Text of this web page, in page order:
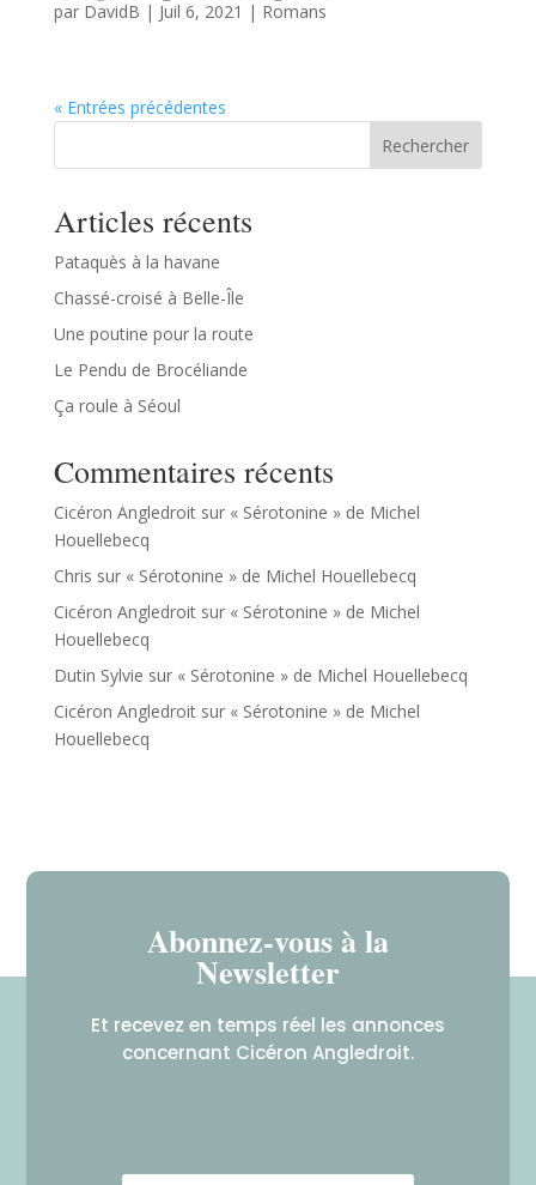
par DavidB | Juil 6, 2021 | Romans
« Entrées précédentes
Rechercher
Articles récents
Pataquès à la havane
Chassé-croisé à Belle-Île
Une poutine pour la route
Le Pendu de Brocéliande
Ça roule à Séoul
Commentaires récents
Cicéron Angledroitsur « Sérotonine » de Michel
Houellebecq
Chris sur « Sérotonine » de Michel Houellebecq
Cicéron Angledroitsur « Sérotonine » de Michel
Houellebecq
Dutin Sylvie sur « Sérotonine » de Michel Houellebecq
Cicéron Angledroitsur « Sérotonine » de Michel
Houellebecq
Abonnez-vous à la
Newsletter
Et recevez en temps réel les annonces
concernant Cicéron Angledroit.